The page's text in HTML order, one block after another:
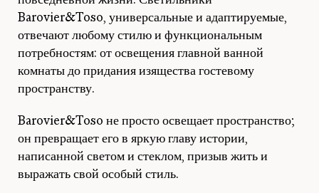
Barovier&Toso, универсальные и адаптируемые,
отвечают любому стилю и функциональным
потребностям: от освещения главной ванной
комнаты до придания изящества гостевому
пространству.
Barovier&Toso не просто освещает пространство;
он превращает его в яркую главу истории,
написанной светом и стеклом, призыв жить и
выражать свой особый стиль.